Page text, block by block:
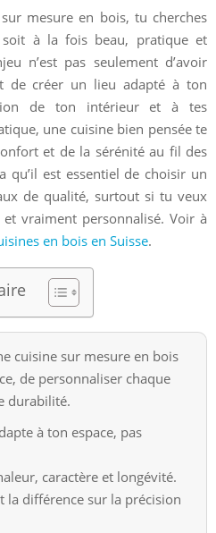
mesure en bois, tu cherches
à la fois beau, pratique et
n’est pas seulement d’avoir
de créer un lieu adapté à ton
de ton intérieur et à tes
une cuisine bien pensée te
et de la sérénité au fil des
qu’il est essentiel de choisir un
de qualité, surtout si tu veux
vraiment personnalisé. Voir à
en bois en Suisse.
cuisine sur mesure en bois
de personnaliser chaque
durabilité.
à ton espace, pas
caractère et longévité.
la différence sur la précision